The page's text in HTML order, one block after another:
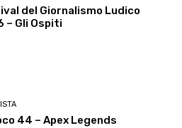
del Giornalismo Ludico
– Gli Ospiti
44 – Apex Legends